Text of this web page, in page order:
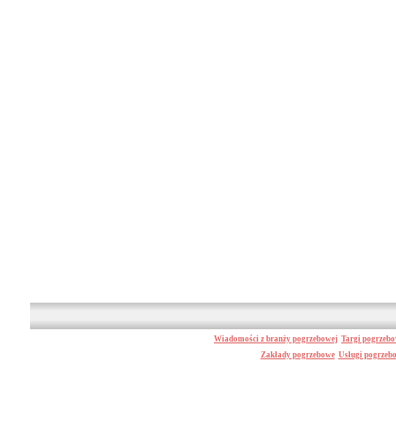
Wiadomości z branży pogrzebowej Targi
Zakłady pogrzebowe Usługi